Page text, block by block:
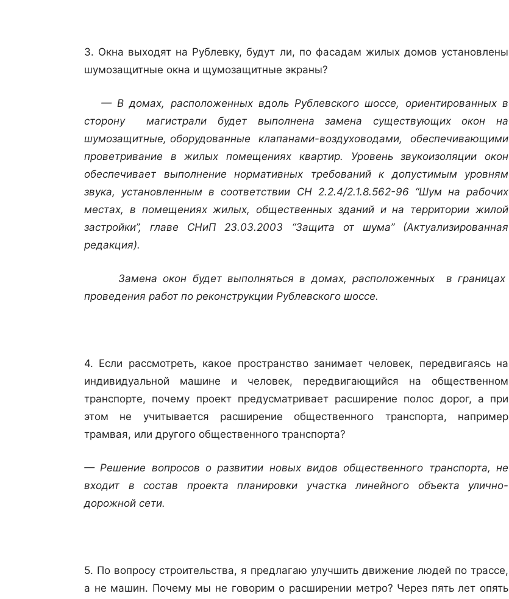
3. Окна выходят на Рублевку, будут ли, по фасадам жилых домов установлены
шумозащитные окна и щумозащитные экраны?
— В домах, расположенных вдоль Рублевского шоссе, ориентированных в
сторону магистрали будет выполнена замена существующих окон на
шумозащитные, оборудованные клапанами-воздуховодами, обеспечивающими
проветривание в жилых помещениях квартир. Уровень звукоизоляции окон
обеспечивает выполнение нормативных требований к допустимым уровням
звука, установленным в соответствии СН 2.2.4/2.1.8.562-96 “Шум на рабочих
местах, в помещениях жилых, общественных зданий и на территории жилой
застройки”, главе СНиП 23.03.2003 “Защита от шума” (Актуализированная
редакция).
Замена окон будет выполняться в домах, расположенных в границах
проведения работ по реконструкции Рублевского шоссе.
4. Если рассмотреть, какое пространство занимает человек, передвигаясь на
индивидуальной машине и человек, передвигающийся на общественном
транспорте, почему проект предусматривает расширение полос дорог, а при
этом не учитывается расширение общественного транспорта, например
трамвая, или другого общественного транспорта?
— Решение вопросов о развитии новых видов общественного транспорта, не
входит в состав проекта планировки участка линейного объекта улично-
дорожной сети.
5. По вопросу строительства, я предлагаю улучшить движение людей по трассе,
а не машин. Почему мы не говорим о расширении метро? Через пять лет опять